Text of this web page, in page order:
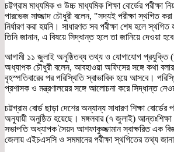
চট্টগ্রাম মাধ্যমিক ও উচ্চ মাধ্যমিক শিক্ষা বোর্ডের
পারভেজ সাজ্জাদ চৌধুরী বলেন, "সদ্যই পরীক্ষা স্থগিত
নির্ধারণ করা হয়নি। সাধারণত সব পরীক্ষা শেষ হলে
তিনি জানান, এ বিষয়ে সিদ্ধান্ত হলে তা জানিয়ে দেওয়া
আগামী ১১ জুলাই অনুষ্ঠিতব্য তথ্য ও যোগাযোগ প্রযুক্তি
অধ্যাপক চৌধুরী বলেন, আবহাওয়া অফিসের সঙ্গে কথা
বৃহস্পতিবারের পর পরিস্থিতি স্বাভাবিক হয়ে আসবে।
প্রশাসক ও মন্ত্রণালয়ের সঙ্গে আলোচনা করে সিদ্ধান্ত
চট্টগ্রাম বোর্ড ছাড়া দেশের অন্যান্য সাধারণ শিক্ষা বোর্ডের
অনুযায়ী অনুষ্ঠিত হয়েছে। মঙ্গলবার (৭ জুলাই) আন্তঃশিক্ষা
সভাপতি অধ্যাপক সৈয়দ আশফাকুজ্জামান স্বাক্ষরিত এক
জেলায় এইচএসসি ও সমমানের পরীক্ষা স্থগিতের তথ্য